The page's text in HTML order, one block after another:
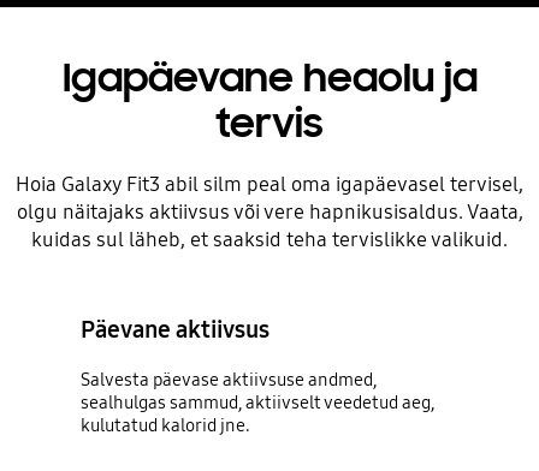
Igapäevane heaolu ja
tervis
Hoia Galaxy Fit3 abil silm peal oma igapäevasel tervisel,
olgu näitajaks aktiivsus või vere hapnikusisaldus. Vaata,
kuidas sul läheb, et saaksid teha tervislikke valikuid.
Päevane aktiivsus
Salvesta päevase aktiivsuse andmed,
sealhulgas sammud, aktiivselt veedetud aeg,
kulutatud kalorid jne.